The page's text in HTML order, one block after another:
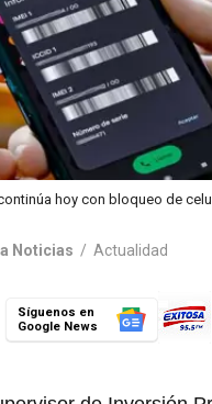
hoy con bloqueo de
Noticias / Actualidad
Síguenos en
Google News